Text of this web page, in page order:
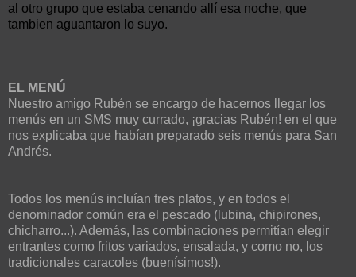
al otro grupo que estaba cenando allí esa noche, que
tambien aguantaron lo suyo.
EL MENÚ
Nuestro amigo Rubén se encargo de hacernos llegar los
menús en un SMS muy currado, ¡gracias Rubén! en el que
nos explicaba que habían preparado seis menús para San
Andrés.
Todos los menús incluían tres platos, y en todos el
denominador común era el pescado (lubina, chipirones,
chicharro...). Además, las combinaciones permitían elegir
entrantes como fritos variados, ensalada, y como no, los
tradicionales caracoles (buenísimos!).